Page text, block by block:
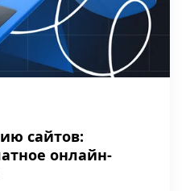
сайтов:
онлайн-